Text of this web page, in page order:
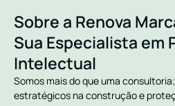
Sobre a Renova
Sua Especialista em
Intelectual
Somos mais do que uma
estratégicos na construção e